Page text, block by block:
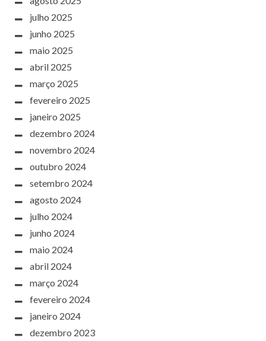
julho 2025
junho 2025
maio 2025
abril 2025
março 2025
fevereiro 2025
janeiro 2025
dezembro 2024
novembro 2024
outubro 2024
setembro 2024
agosto 2024
julho 2024
junho 2024
maio 2024
abril 2024
março 2024
fevereiro 2024
janeiro 2024
dezembro 2023